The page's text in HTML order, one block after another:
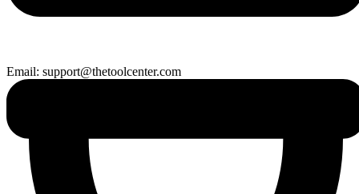
Email: support@thetoolcenter.com